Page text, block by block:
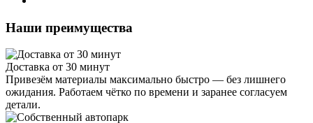
Наши преимущества
Доставка от 30 минут
Привезём материалы максимально быстро — без лишнего
ожидания. Работаем чётко по времени и заранее согласуем
детали.